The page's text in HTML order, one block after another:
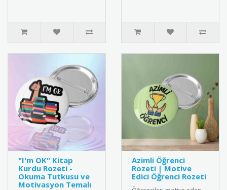
"I'm OK" Kitap
Kurdu Rozeti -
Okuma Tutkusu ve
Motivasyon Temalı
Azimli Öğrenci
Rozeti | Motive
Edici Öğrenci Rozeti